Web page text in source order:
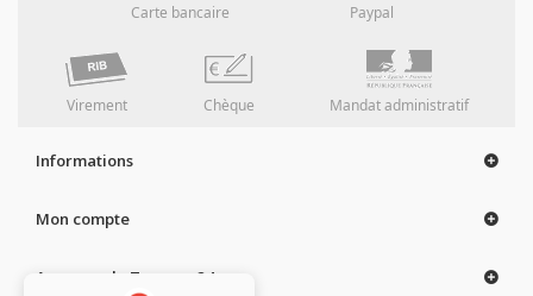
Carte bancaire Paypal
Virement Chèque Mandat administratif
Informations
Mon compte
A propos de Tampon 24